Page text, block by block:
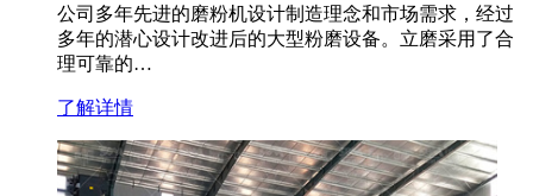
公司多年先进的磨粉机设计制造理念和市场需求，经过
多年的潜心设计改进后的大型粉磨设备。立磨采用了合
理可靠的…
了解详情